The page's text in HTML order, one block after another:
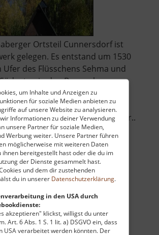
um Inhalte und Anzeigen zu
für soziale Medien anbieten zu
auf unsere Website zu analysieren.
Informationen zu deiner Verwendung
unsere Partner für soziale Medien,
Werbung weiter. Unsere Partner führen
möglicherweise mit weiteren Daten
ihnen bereitgestellt hast oder die du im
der Dienste gesammelt hast.
und dem dir zustehenden
du in unserer Datenschutzerklärung.
in den USA durch
akzeptieren" klickst, willigst du unter
Art. 6 Abs. 1 S. 1 lit. a) DSGVO ein, dass
USA verarbeitet werden könnten. Der
Ortsteil Cunnersdorf ist
gelegen. Es entstand um 1530
des Flüsschens Sehma und
in den Berg gehauen.
kam es zur Verbindung mit
und Stollen, so dass man
Grubenrevier "Himmlisch Heer..
über
Dorotheastollen
/ Mittleres Erzgebirge
26450
Standort